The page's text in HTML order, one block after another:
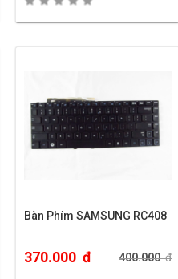
Bàn Phím SAMSUNG RC408
370.000 đ 400.000đ